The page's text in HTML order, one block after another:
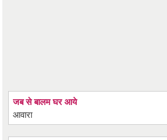
जब से बालम घर आये
आवारा